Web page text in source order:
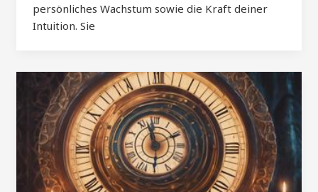
persönliches Wachstum sowie die Kraft deiner
Intuition. Sie